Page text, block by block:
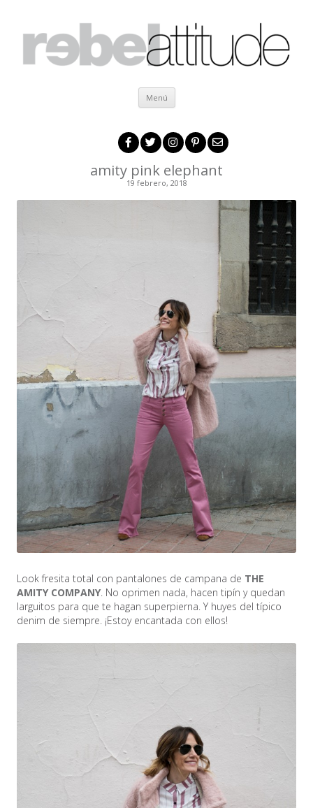
Menú Ir al contenido
amity pink elephant
19 febrero, 2018
Look fresita total con pantalones de campana de THE
AMITY COMPANY. No oprimen nada, hacen tipín y quedan
larguitos para que te hagan superpierna. Y huyes del típico
denim de siempre. ¡Estoy encantada con ellos!